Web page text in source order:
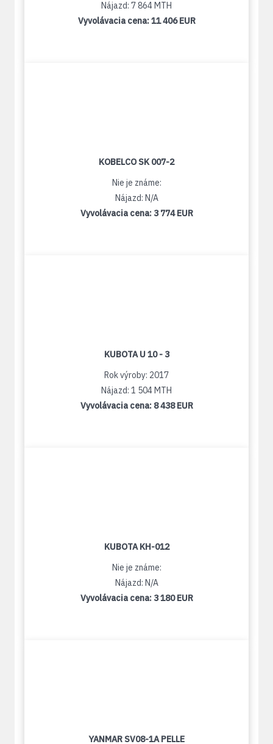
Nájazd: 7 864 MTH
Vyvolávacia cena:11 406 EUR
KOBELCO SK 007-2
Nie je známe:
Nájazd: N/A
Vyvolávacia cena: 3 774 EUR
KUBOTA U 10 - 3
Rok výroby: 2017
Nájazd: 1 504 MTH
Vyvolávacia cena: 8 438 EUR
KUBOTA KH-012
Nie je známe:
Nájazd: N/A
Vyvolávacia cena: 3 180 EUR
YANMAR SV08-1A PELLE